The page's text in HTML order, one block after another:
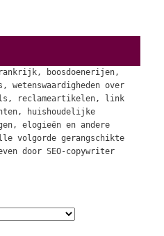
boosdoenerijen,
wetenswaardigheden over
reclameartikelen, link
huishoudelijke
elogieën en andere
volgorde gerangschikte
door SEO-copywriter